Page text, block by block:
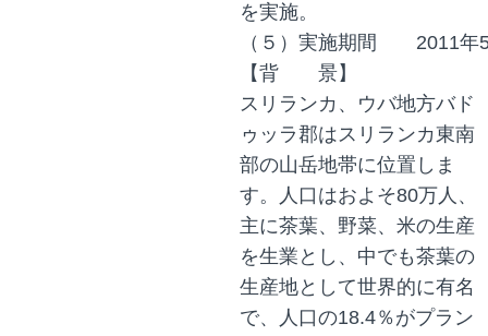
を実施。
（５）実施期間 2011年5
【背 景】
スリランカ、ウバ地方バド
ゥッラ郡はスリランカ東南
部の山岳地帯に位置しま
す。人口はおよそ80万人、
主に茶葉、野菜、米の生産
を生業とし、中でも茶葉の
生産地として世界的に有名
で、人口の18.4％がプラン